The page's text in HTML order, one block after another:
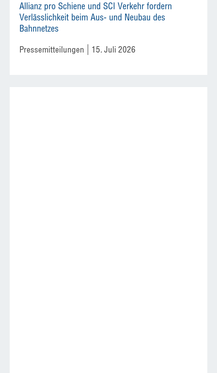
Allianz pro Schiene und SCI Verkehr fordern
Verlässlichkeit beim Aus- und Neubau des
Bahnnetzes
Pressemitteilungen 15. Juli 2026